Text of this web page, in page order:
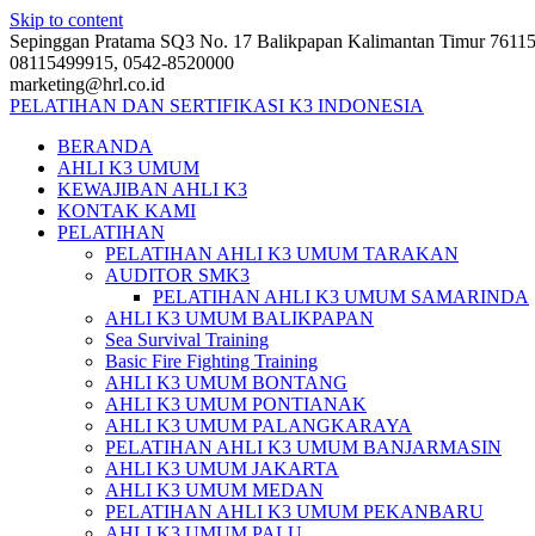
Skip to content
Sepinggan Pratama SQ3 No. 17 Balikpapan Kalimantan Timur 76115
08115499915, 0542-8520000
marketing@hrl.co.id
PELATIHAN DAN SERTIFIKASI K3 INDONESIA
BERANDA
AHLI K3 UMUM
KEWAJIBAN AHLI K3
KONTAK KAMI
PELATIHAN
PELATIHAN AHLI K3 UMUM TARAKAN
AUDITOR SMK3
PELATIHAN AHLI K3 UMUM SAMARINDA
AHLI K3 UMUM BALIKPAPAN
Sea Survival Training
Basic Fire Fighting Training
AHLI K3 UMUM BONTANG
AHLI K3 UMUM PONTIANAK
AHLI K3 UMUM PALANGKARAYA
PELATIHAN AHLI K3 UMUM BANJARMASIN
AHLI K3 UMUM JAKARTA
AHLI K3 UMUM MEDAN
PELATIHAN AHLI K3 UMUM PEKANBARU